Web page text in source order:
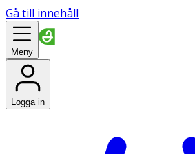
Gå till innehåll
Meny
Logga in